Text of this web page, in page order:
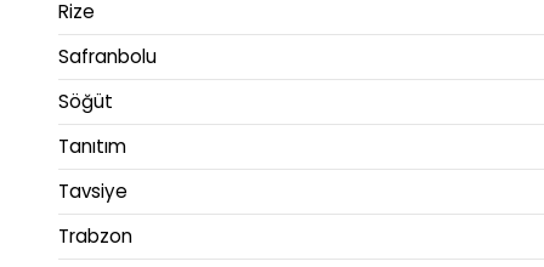
Rize
Safranbolu
Söğüt
Tanıtım
Tavsiye
Trabzon